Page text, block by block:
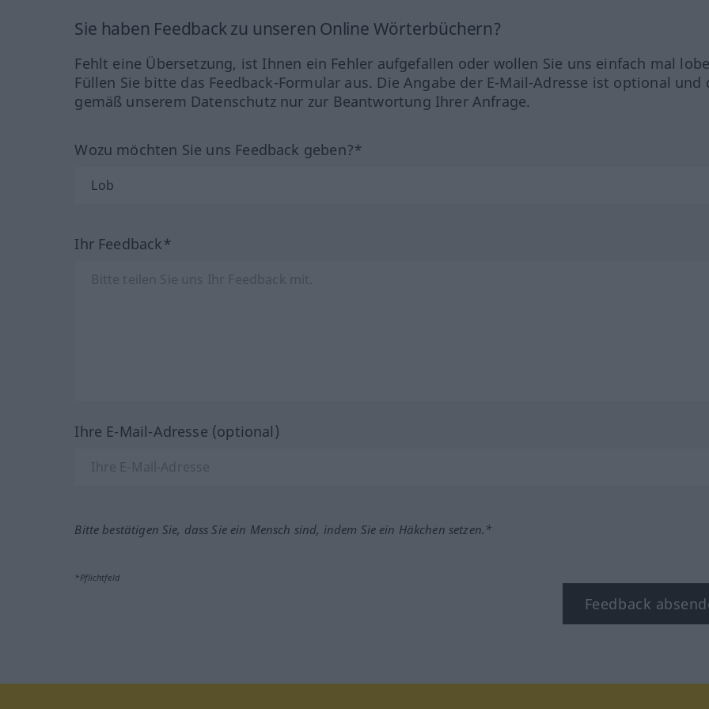
Sie haben Feedback zu unseren Online Wörterbüchern?
Fehlt eine Übersetzung, ist Ihnen ein Fehler aufgefallen oder wollen Sie uns einfach mal
Füllen Sie bitte das Feedback-Formular aus. Die Angabe der E-Mail-Adresse ist optional und
gemäß unserem Datenschutz nur zur Beantwortung Ihrer Anfrage.
Wozu möchten Sie uns Feedback geben?*
Ihr Feedback*
Ihre E-Mail-Adresse (optional)
Bitte bestätigen Sie, dass Sie ein Mensch sind, indem Sie ein Häkchen setzen.*
*Pflichtfeld
Feedback